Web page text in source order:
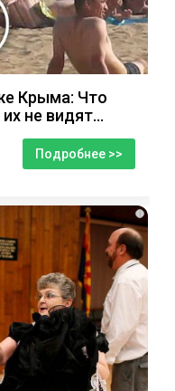
Крыма: Что
не видят...
Подробнее >>
i